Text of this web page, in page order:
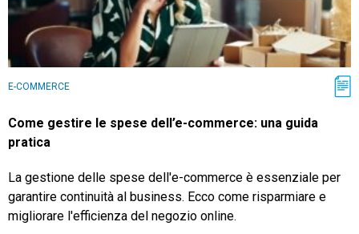
E-COMMERCE
Come gestire le spese dell’e-commerce: una guida
pratica
La gestione delle spese dell'e-commerce è essenziale per
garantire continuità al business. Ecco come risparmiare e
migliorare l'efficienza del negozio online.